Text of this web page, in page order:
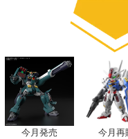
今月発売 今月再